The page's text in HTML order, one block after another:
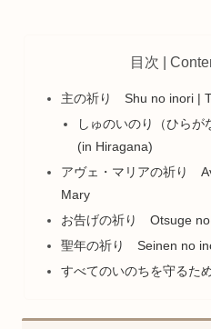
目次 |
主の祈り Shu no inori |
しゅのいのり（ひらが
(in Hiragana)
アヴェ・マリアの祈り
Mary
お告げの祈り Otsuge
聖年の祈り Seinen no
すべてのいのちを守るた